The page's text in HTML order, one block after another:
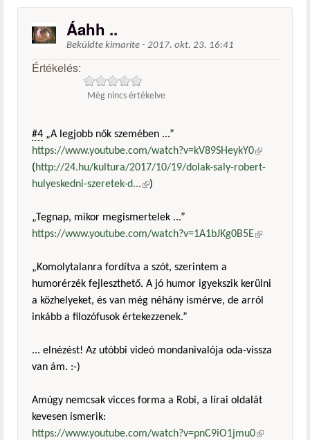
Áahh ..
Beküldte kimarite - 2017. okt. 23. 16:41
Értékelés:
Még nincs értékelve
#4 „A legjobb nők szemében ...”
https://www.youtube.com/watch?v=kV89SHeykY0(külső
hivatkozás)
(http://24.hu/kultura/2017/10/19/dolak-saly-robert-
hulyeskedni-szeretek-d...(külső hivatkozás)
)
„Tegnap, mikor megismertelek ...”
https://www.youtube.com/watch?v=1A1bJKg0B5E(külső
„Komolytalanra fordítva a szót, szerintem a
humorérzék fejleszthető. A jó humor igyekszik kerülni
a közhelyeket, és van még néhány ismérve, de arról
inkább a filozófusok értekezzenek.”
... elnézést! Az utóbbi videó mondanivalója oda-vissza
van ám. :-)
Amúgy nemcsak vicces forma a Robi, a lírai oldalát
kevesen ismerik:
https://www.youtube.com/watch?v=pnC9iO1jmu0(külső